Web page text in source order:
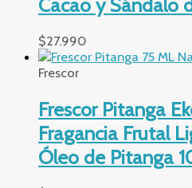
$27.990
Frescor
Frescor Pitanga
Fragancia Frutal
Óleo de Pitanga